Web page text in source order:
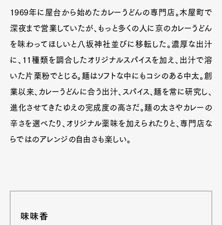
1969年に屋台から始めたカレーうどんの専門店。木屋町で
深夜まで営業していたが、もっと多くの人に京のカレーうどん
を味わってほしいと八坂神社並びに移転した。濃厚な出汁
に、11種類を調合したオリジナルスパイスを加え、出汁で溶
いた片栗粉でとじる。麺はソフトな中にもコシのある中太。創
業以来、カレーうどんに合う出汁、スパイス、麺を常に研究し、
進化させてきたゆえの完成度の高さだ。麺の太さやカレーの
辛さを選べたり、オリジナル薬味を加えられたりと、専門店な
らではのアレンジの自由さも楽しい。
味味香